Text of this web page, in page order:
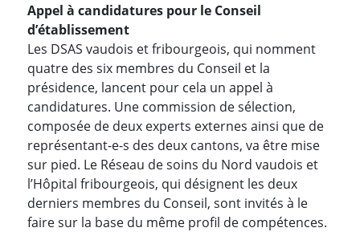
Appel à candidatures pour le Conseil
d’établissement
Les DSAS vaudois et fribourgeois, qui nomment
quatre des six membres du Conseil et la
présidence, lancent pour cela un appel à
candidatures. Une commission de sélection,
composée de deux experts externes ainsi que de
représentant-e-s des deux cantons, va être mise
sur pied. Le Réseau de soins du Nord vaudois et
l’Hôpital fribourgeois, qui désignent les deux
derniers membres du Conseil, sont invités à le
faire sur la base du même profil de compétences.